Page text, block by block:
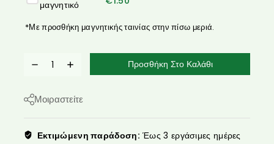
μαγνητικό
*Με προσθήκη μαγνητικής ταινίας στην πίσω μεριά.
Προσθήκη Στο Καλάθι
Μοιραστείτε
Εκτιμώμενη παράδοση: Έως 3 εργάσιμες ημέρες